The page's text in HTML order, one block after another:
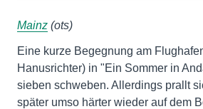
Mainz (ots)
Eine kurze Begegnung am
Hanusrichter) in "Ein Sommer in
sieben schweben. Allerdings prallt
später umso härter wieder auf dem